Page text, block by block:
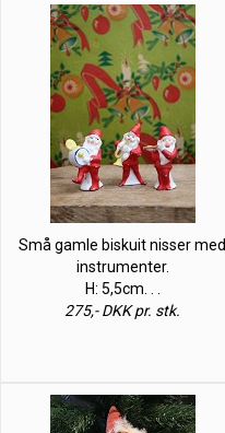
Små gamle biskuit nisser med
instrumenter.
H: 5,5cm. . .
275,- DKK pr. stk.